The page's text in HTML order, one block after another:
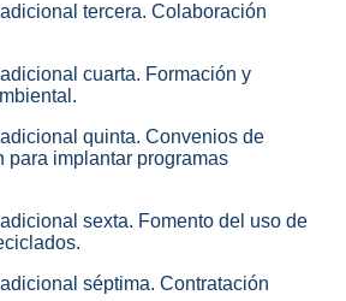
tercera. Colaboración
cuarta. Formación y
quinta. Convenios de
para implantar programas
sexta. Fomento del uso de
séptima. Contratación